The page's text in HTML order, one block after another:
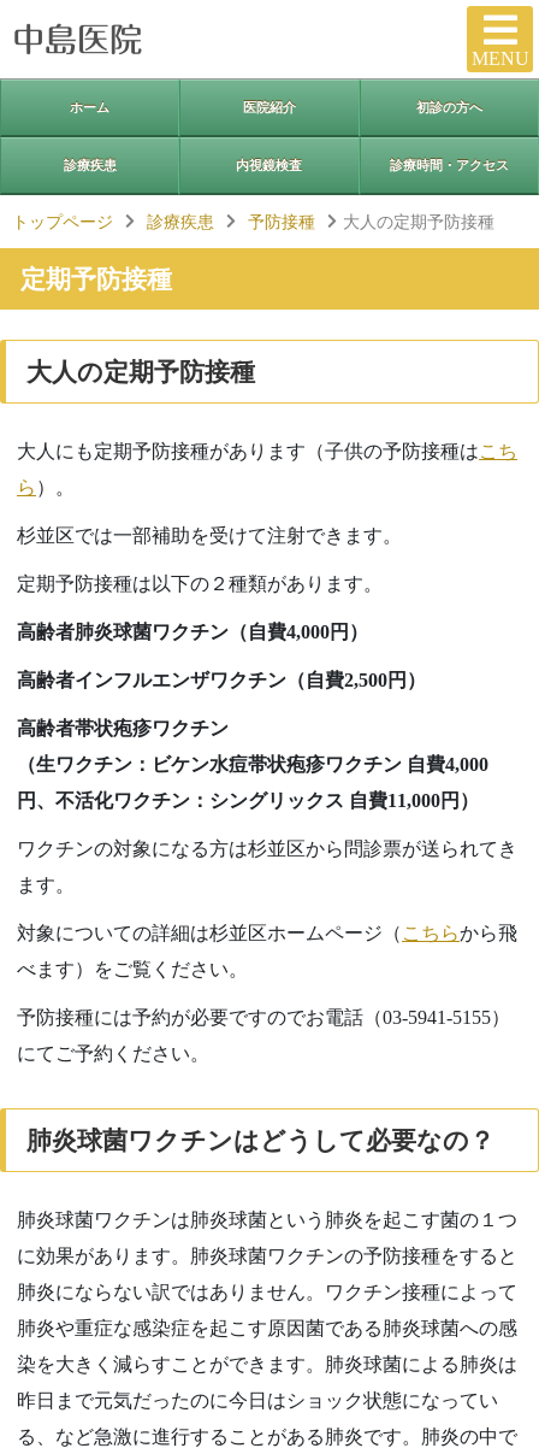
MENU
ホーム 医院紹介 初診の方へ
診療疾患 内視鏡検査 診療時間・アクセス
トップページ 診療疾患 予防接種 大人の定期予防接種
定期予防接種
大人の定期予防接種
大人にも定期予防接種があります（子供の予防接種はこち
ら ）。
杉並区では一部補助を受けて注射できます。
定期予防接種は以下の２種類があります。
高齢者肺炎球菌ワクチン（自費4,000円）
高齢者インフルエンザワクチン（自費2,500円）
高齢者帯状疱疹ワクチン
（生ワクチン：ビケン水痘帯状疱疹ワクチン 自費4,000
円、不活化ワクチン：シングリックス 自費11,000円）
ワクチンの対象になる方は杉並区から問診票が送られてき
ます。
対象についての詳細は杉並区ホームページ（ こちらから飛
べます）をご覧ください。
予防接種には予約が必要ですのでお電話（03-5941-5155）
にてご予約ください。
肺炎球菌ワクチンはどうして必要なの？
肺炎球菌ワクチンは肺炎球菌という肺炎を起こす菌の１つ
に効果があります。肺炎球菌ワクチンの予防接種をすると
肺炎にならない訳ではありません。ワクチン接種によって
肺炎や重症な感染症を起こす原因菌である肺炎球菌への感
染を大きく減らすことができます。肺炎球菌による肺炎は
昨日まで元気だったのに今日はショック状態になってい
る、など急激に進行することがある肺炎です。肺炎の中で